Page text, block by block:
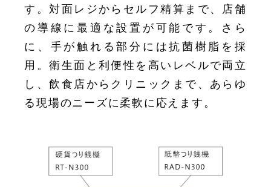
す。対面レジからセルフ精算まで、店舗
の導線に最適な設置が可能です。さら
に、手が触れる部分には抗菌樹脂を採
用。衛生面と利便性を高いレベルで両立
し、飲食店からクリニックまで、あらゆ
る現場のニーズに柔軟に応えます。